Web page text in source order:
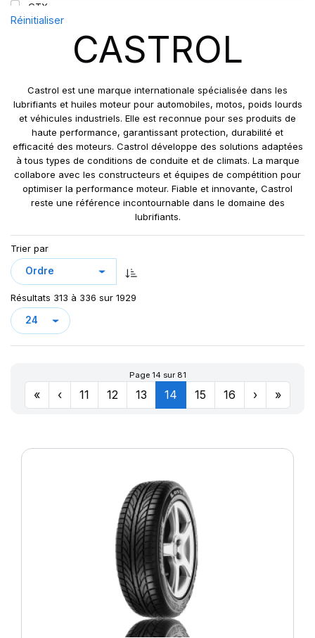
STICA (3)
(24)
GTX
MAGNATEC
MAGNATEC PRO
TRANSYND
TRASMAX
Réinitialiser
CASTROL
Castrol est une marque internationale spécialisée dans les
lubrifiants et huiles moteur pour automobiles, motos, poids lourds
et véhicules industriels. Elle est reconnue pour ses produits de
haute performance, garantissant protection, durabilité et
efficacité des moteurs. Castrol développe des solutions adaptées
à tous types de conditions de conduite et de climats. La marque
collabore avec les constructeurs et équipes de compétition pour
optimiser la performance moteur. Fiable et innovante, Castrol
reste une référence incontournable dans le domaine des
lubrifiants.
Trier par
Résultats 313 à 336 sur 1929
Page 14 sur 81
« ‹ 11 12 13 14 15 16 › »